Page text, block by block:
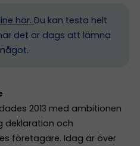
här. Du kan testa helt
det är dags att lämna
2013 med ambitionen
deklaration och
företagare. Idag är över